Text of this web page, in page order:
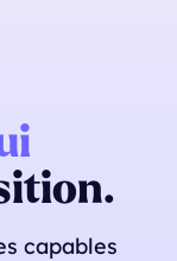
capables